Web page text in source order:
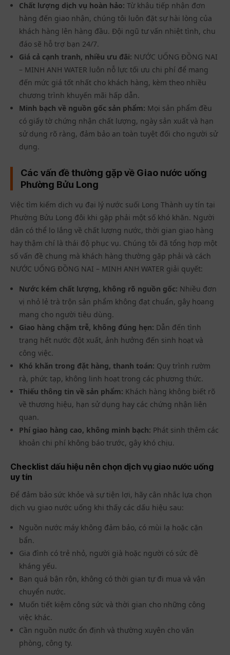
Chất lượng dịch vụ hoàn hảo: Từ khâu tiếp nhận đơn
hàng đến giao nhận, chúng tôi luôn đặt sự hài lòng của
khách hàng lên hàng đầu. Đội ngũ tư vấn nhiệt tình, chu
đáo sẽ hỗ trợ bạn 24/7.
Giá cả cạnh tranh, nhiều ưu đãi: NƯỚC UỐNG ĐỒNG NAI
– MINH ANH WATER luôn nỗ lực tối ưu chi phí để mang
đến mức giá tốt nhất cho khách hàng, kèm theo nhiều
chương trình khuyến mãi hấp dẫn.
Minh bạch về nguồn gốc sản phẩm: Mọi sản phẩm đều
có giấy tờ chứng nhận chất lượng, ngày sản xuất và hạn
sử dụng rõ ràng, đảm bảo an toàn tuyệt đối cho người sử
dụng.
Các vấn đề thường gặp về Giao nước uống
Phường Bửu Long
Việc tìm kiếm dịch vụ đại lý nước suối Long Thành uy tín tại
Phường Bửu Long đôi khi gặp phải một số khó khăn. Người
dân có thể lo lắng về chất lượng nước, thời gian giao hàng
hay thậm chí là thái độ phục vụ. Chúng tôi đã tổng hợp một
số vấn đề chung mà khách hàng thường gặp phải và cách
NƯỚC UỐNG ĐỒNG NAI – MINH ANH WATER giải quyết:
Nước kém chất lượng, không rõ nguồn gốc: Nhiều đơn
vị nhỏ lẻ trà trộn sản phẩm không đạt chuẩn, gây hoang
mang cho người tiêu dùng.
Giao hàng chậm trễ, không đúng hẹn: Dẫn đến tình
trạng hết nước đột xuất, ảnh hưởng đến sinh hoạt và
công việc.
Khó khăn trong đặt hàng, thanh toán: Quy trình rườm
rà, phức tạp, không linh hoạt trong các phương thức.
Thiếu thông tin về sản phẩm: Khách hàng không biết rõ
về thương hiệu, hạn sử dụng hay các chứng nhận liên
quan.
Phí giao hàng cao, không minh bạch: Phát sinh thêm các
khoản chi phí không báo trước, gây khó chịu.
Checklist dấu hiệu nên chọn dịch vụ giao nước uống
uy tín
Để đảm bảo sức khỏe và sự tiện lợi, hãy cân nhắc lựa chọn
dịch vụ giao nước uống khi thấy các dấu hiệu sau:
Nguồn nước máy không đảm bảo, có mùi lạ hoặc cặn
bẩn.
Gia đình có trẻ nhỏ, người già hoặc người có sức đề
kháng yếu.
Bạn quá bận rộn, không có thời gian tự đi mua và vận
chuyển nước.
Muốn tiết kiệm công sức và thời gian cho những công
việc khác.
Cần nguồn nước ổn định và thường xuyên cho văn
phòng, công ty.